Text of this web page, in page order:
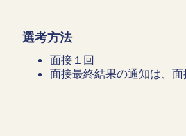
選考方法
面接１回
面接最終結果の通知は、